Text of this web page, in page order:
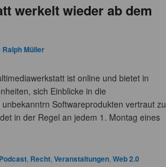
werkelt wieder ab dem
Ralph Müller
ist online und bietet in
sich Einblicke in die
Softwareprodukten vertraut zu
in der Regel an jedem 1. Montag eines
Podcast Recht ,Veranstaltungen ,Web 2.0